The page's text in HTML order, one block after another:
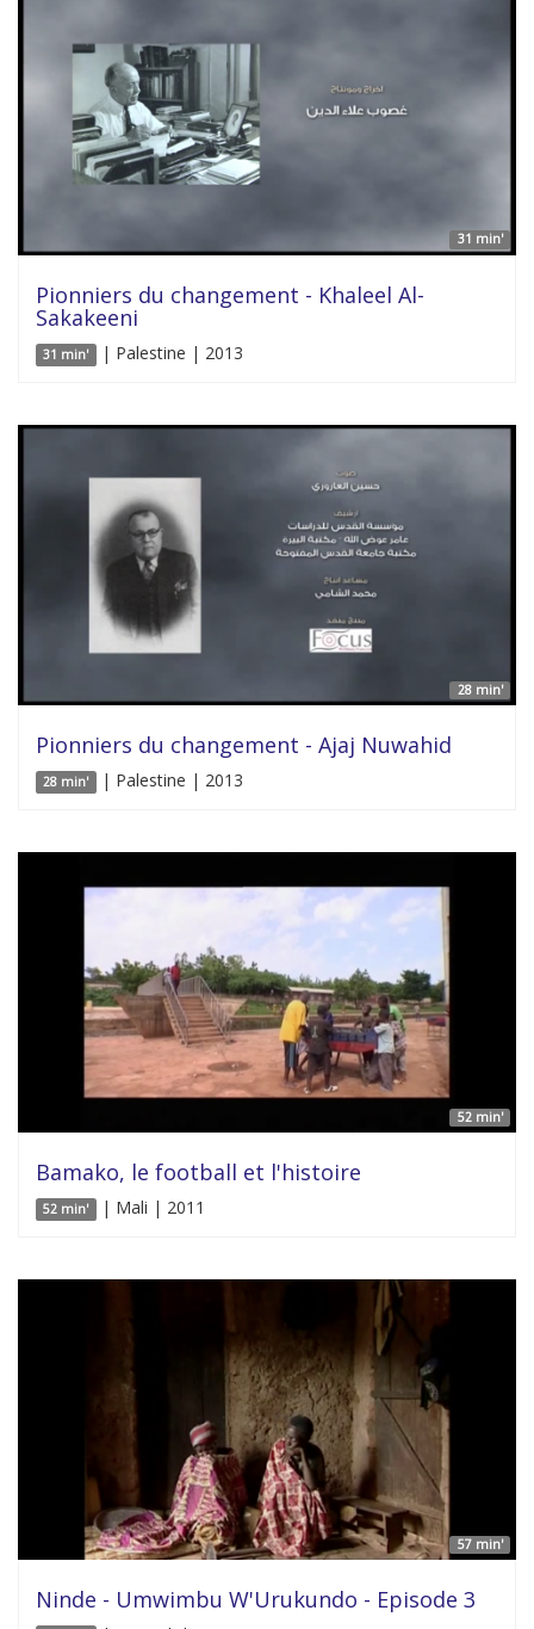
31 min'
Pionniers du changement - Khaleel Al-
Sakakeeni
31 min' | Palestine | 2013
28 min'
Pionniers du changement - Ajaj Nuwahid
28 min' | Palestine | 2013
52 min'
Bamako, le football et l'histoire
52 min' | Mali | 2011
57 min'
Ninde - Umwimbu W'Urukundo - Episode 3